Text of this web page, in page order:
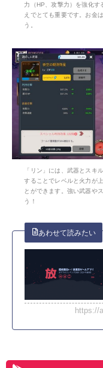
力（HP、攻撃力）を強化す
えでとても重要です。お金
う。
「リン」には、武器とスキ
することでレベルと火力が
とができます。強い武器や
う！
https://